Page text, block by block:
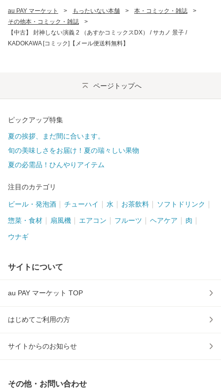
au PAY マーケット > もったいない本舗 > 本・コミック・雑誌
>
その他本・コミック・雑誌
>
【中古】 封神しない演義 2 （あすかコミックスDX） / サカノ 景子 /
KADOKAWA [コミック]【メール便送料無料】
ページトップへ
ピックアップ特集
夏の挨拶、まだ間に合います。
旬の美味しさをお届け！夏の瑞々しい果物
夏の必需品！ひんやりアイテム
注目のカテゴリ
ビール・発泡酒 チューハイ 水 お茶飲料 ソフトドリンク
惣菜・食材 扇風機 エアコン フルーツ ヘアケア 肉
ウナギ
サイトについて
au PAY マーケット TOP
はじめてご利用の方
サイトからのお知らせ
その他・お問い合わせ